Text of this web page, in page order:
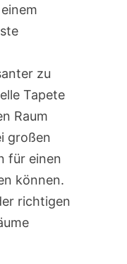
zu
Tapete
Raum
großen
für einen
können.
richtigen